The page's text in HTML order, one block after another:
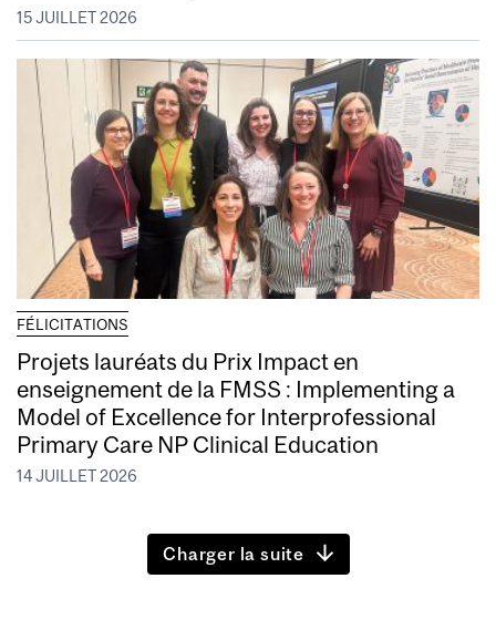
15 JUILLET 2026
FÉLICITATIONS
Projets lauréats du Prix Impact en
enseignement de la FMSS : Implementing a
Model of Excellence for Interprofessional
Primary Care NP Clinical Education
14 JUILLET 2026
Charger la suite